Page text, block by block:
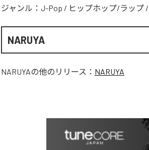
ジャンル： J-Pop / ヒップホップ/ラップ /
NARUYA
NARUYAの他のリリース： NARUYA